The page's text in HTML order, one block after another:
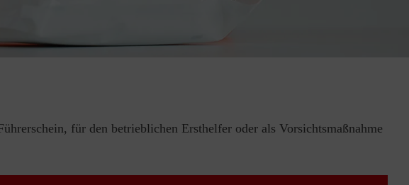
für den betrieblichen Ersthelfer oder als Vorsichtsmaßnahme